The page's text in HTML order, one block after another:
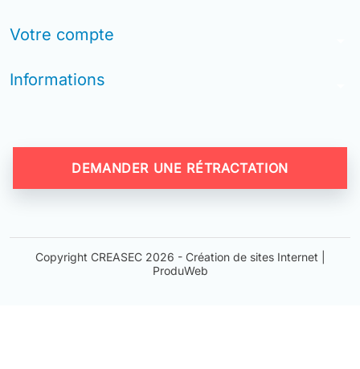
Votre compte
Informations
DEMANDER UNE RÉTRACTATION
Copyright CREASEC 2026 - Création de sites Internet |
ProduWeb